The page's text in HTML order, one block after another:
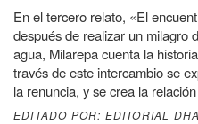
En el tercero relato, «El
después de realizar un milagro
agua, Milarepa cuenta la
través de este intercambio se
la renuncia, y se crea la
EDITADO POR: EDITORIAL